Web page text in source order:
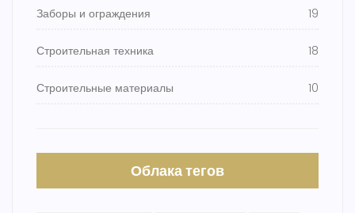
Заборы и ограждения 19
Строительная техника 18
Строительные материалы 10
Облака тегов